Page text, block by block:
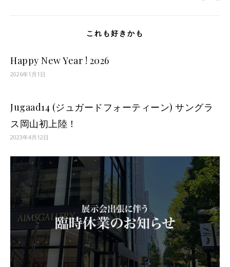
これも好きかも
Happy New Year ! 2026
2026年1月1日
Jugaad14 (ジュガードフォーティーン) サングラ
ス岡山初上陸！
2023年4月12日